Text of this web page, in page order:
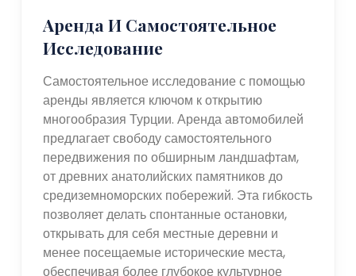
Аренда И Самостоятельное
Исследование
Самостоятельное исследование с помощью
аренды является ключом к открытию
многообразия Турции. Аренда автомобилей
предлагает свободу самостоятельного
передвижения по обширным ландшафтам,
от древних анатолийских памятников до
средиземноморских побережий. Эта гибкость
позволяет делать спонтанные остановки,
открывать для себя местные деревни и
менее посещаемые исторические места,
обеспечивая более глубокое культурное